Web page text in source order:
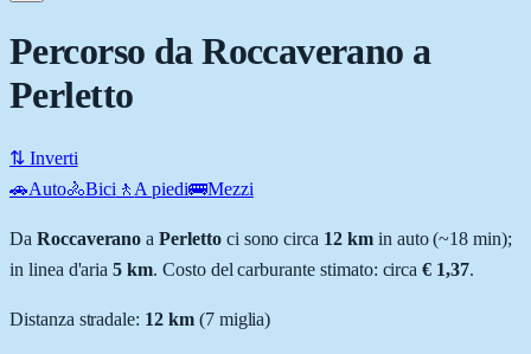
Percorso da Roccaverano a
Perletto
⇅ Inverti
🚗Auto🚴Bici 🚶 A piedi🚌Mezzi
Da Roccaverano aPerlettoci sono circa 12 kmin auto (~18 min);
in linea d'aria5 km. Costo del carburante stimato: circa € 1,37.
Distanza stradale: 12 km (7miglia)